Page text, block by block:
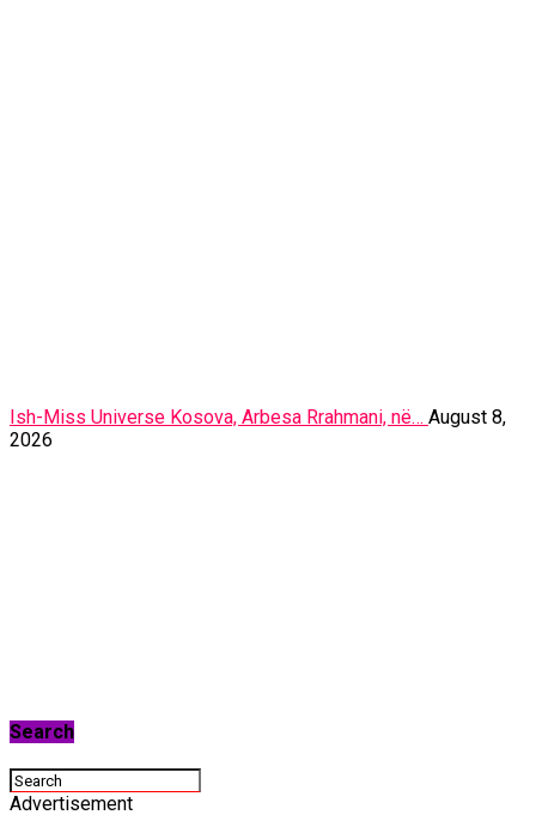
Ish-Miss Universe Kosova, Arbesa Rrahmani, në… August 8,
2026
Search
Advertisement